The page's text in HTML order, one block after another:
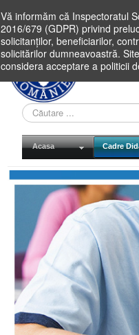
Vă informăm că Inspectoratul
2016/679 (GDPR) privind
solicitanților, beneficiarilor,
solicitărilor dumneavoastră.
considera acceptare a politicii
Cauta
in
site
Acasa Cadre